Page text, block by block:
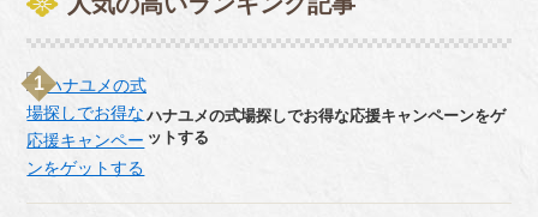
ハナユメの式場探しでお得な応援キャンペーンをゲ
ットする